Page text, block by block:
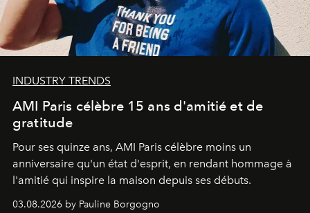
INDUSTRY TRENDS
AMI Paris célèbre 15 ans d'amitié et de
gratitude
Pour ses quinze ans, AMI Paris célèbre moins un
anniversaire qu'un état d'esprit, en rendant hommage à
l'amitié qui inspire la maison depuis ses débuts.
03.08.2026 by Pauline Borgogno